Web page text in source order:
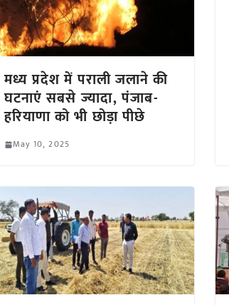
मध्य प्रदेश में पराली जलाने की
घटनाएं सबसे ज्यादा, पंजाब-
हरियाणा को भी छोड़ा पीछे
May 10, 2025